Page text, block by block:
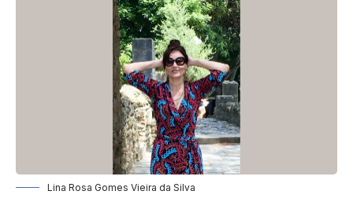
Lina Rosa Gomes Vieira da Silva